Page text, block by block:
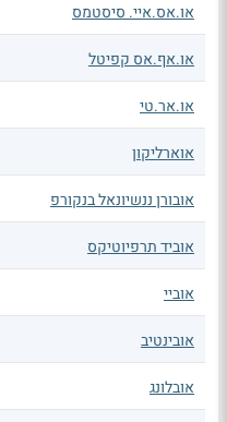
או.אס.איי. סיסטמס
או.אף.אס קפיטל
או.אר.טי
אוארליקון
אובורן ננשיונאל בנקורפ
אוביד תרפיוטיקס
אוביי
אובינטיב
אובלונג